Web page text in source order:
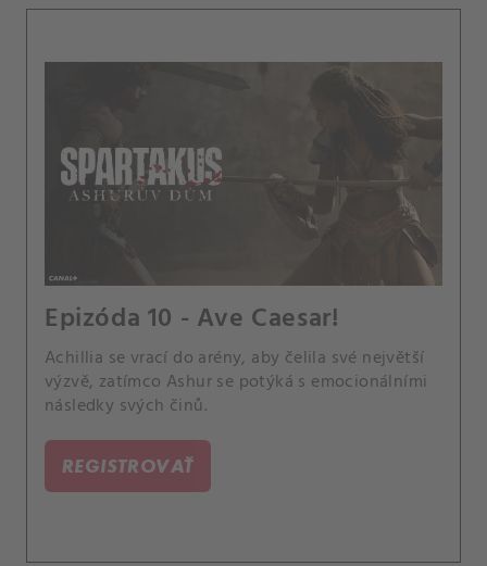
Epizóda 10 - Ave Caesar!
Achillia se vrací do arény, aby čelila své největší
výzvě, zatímco Ashur se potýká s emocionálními
následky svých činů.
REGISTROVAŤ